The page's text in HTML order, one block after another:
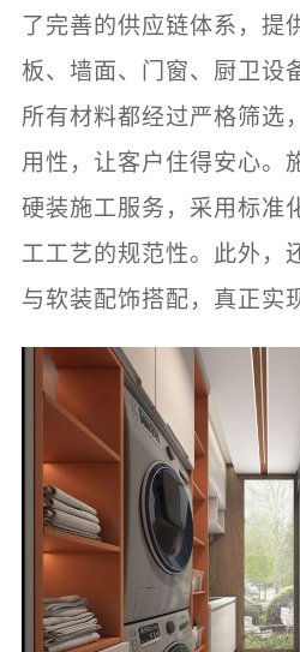
了完善的供应链体系，提
板、墙面、门窗、厨卫设
所有材料都经过严格筛选
用性，让客户住得安心。
硬装施工服务，采用标准
工工艺的规范性。此外，
与软装配饰搭配，真正实